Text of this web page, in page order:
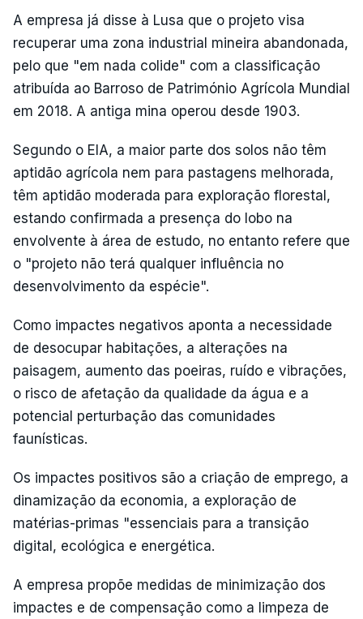
A empresa já disse à Lusa que o projeto visa
recuperar uma zona industrial mineira abandonada,
pelo que "em nada colide" com a classificação
atribuída ao Barroso de Património Agrícola Mundial
em 2018. A antiga mina operou desde 1903.
Segundo o EIA, a maior parte dos solos não têm
aptidão agrícola nem para pastagens melhorada,
têm aptidão moderada para exploração florestal,
estando confirmada a presença do lobo na
envolvente à área de estudo, no entanto refere que
o "projeto não terá qualquer influência no
desenvolvimento da espécie".
Como impactes negativos aponta a necessidade
de desocupar habitações, a alterações na
paisagem, aumento das poeiras, ruído e vibrações,
o risco de afetação da qualidade da água e a
potencial perturbação das comunidades
faunísticas.
Os impactes positivos são a criação de emprego, a
dinamização da economia, a exploração de
matérias-primas "essenciais para a transição
digital, ecológica e energética.
A empresa propõe medidas de minimização dos
impactes e de compensação como a limpeza de